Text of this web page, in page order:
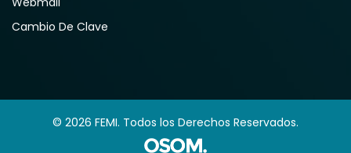
Cambio De Clave
© 2026 FEMI. Todos los Derechos Reservados.